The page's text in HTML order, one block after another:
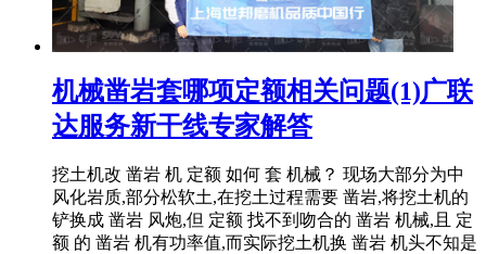
机械凿岩套哪项定额相关问题(1)广联
达服务新干线专家解答
挖土机改 凿岩 机 定额 如何 套 机械？ 现场大部分为中
风化岩质,部分松软土,在挖土过程需要 凿岩,将挖土机的
铲换成 凿岩 风炮,但 定额 找不到吻合的 凿岩 机械,且 定
额 的 凿岩 机有功率值,而实际挖土机换 凿岩 机头不知是